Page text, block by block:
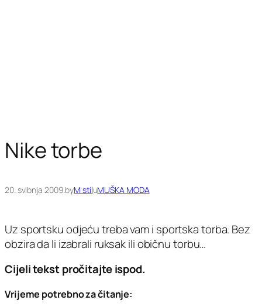
Nike torbe
20. svibnja 2009.byM stiluMUŠKA MODA
Uz sportsku odjeću treba vam i sportska torba. Bez
obzira da li izabrali ruksak ili običnu torbu…
Cijeli tekst pročitajte ispod.
Vrijeme potrebno za čitanje: